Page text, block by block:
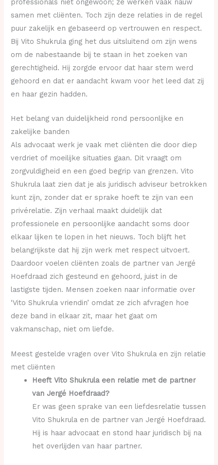
professionals niet ongewoon; ze werken vaak nauw
samen met cliënten. Toch zijn deze relaties in de regel
puur zakelijk en gebaseerd op vertrouwen en respect.
Bij Vito Shukrula ging het dus uitsluitend om zijn wens
om de nabestaande bij te staan in het zoeken van
gerechtigheid. Hij zorgde ervoor dat haar stem werd
gehoord en dat er aandacht kwam voor het leed dat zij
en haar gezin hadden.
Het belang van duidelijkheid rond persoonlijke en
zakelijke banden
Als advocaat werk je vaak met cliënten die door diep
verdriet of moeilijke situaties gaan. Dit vraagt om
zorgvuldigheid en een goed begrip van grenzen. Vito
Shukrula laat zien dat je als juridisch adviseur betrokken
kunt zijn, zonder dat er sprake hoeft te zijn van een
privérelatie. Zijn verhaal maakt duidelijk dat
professionele en persoonlijke aandacht soms door
elkaar lijken te lopen in het nieuws. Toch blijft het
belangrijkste dat hij zijn werk met respect uitvoert.
Daardoor voelen cliënten zoals de partner van Jergé
Hoefdraad zich gesteund en gehoord, juist in de
lastigste tijden. Mensen zoeken naar informatie over
‘Vito Shukrula vriendin’ omdat ze zich afvragen hoe
deze band in elkaar zit, maar het gaat om
vakmanschap, niet om liefde.
Meest gestelde vragen over Vito Shukrula en zijn relatie
met cliënten
Heeft Vito Shukrula een relatie met de partner
van Jergé Hoefdraad?
Er was geen sprake van een liefdesrelatie tussen
Vito Shukrula en de partner van Jergé Hoefdraad.
Hij is haar advocaat en stond haar juridisch bij na
het overlijden van haar partner.